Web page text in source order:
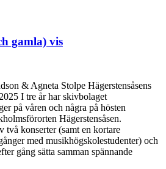
gamla) vis
& Agneta Stolpe Hägerstensåsens
I tre år har skivbolaget
på våren och några på hösten
Hägerstensåsen.
två konserter (samt en kortare
med musikhögskolestudenter) och
gång sätta samman spännande